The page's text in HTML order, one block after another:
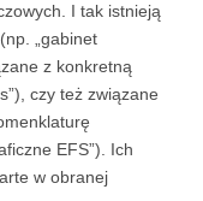
I tak istnieją
„gabinet
z konkretną
czy też związane
EFS”). Ich
w obranej